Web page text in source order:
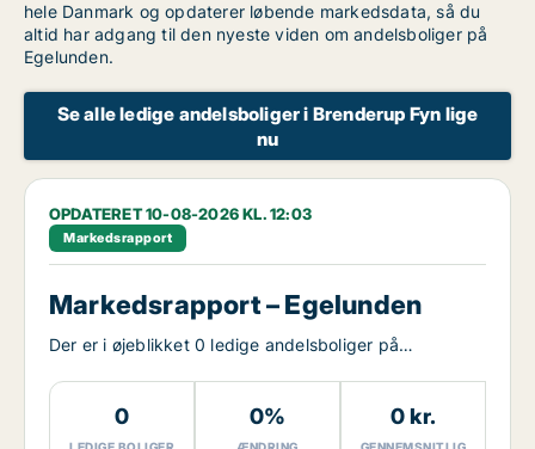
hele Danmark og opdaterer løbende markedsdata, så du
altid har adgang til den nyeste viden om andelsboliger på
Egelunden.
Se alle ledige andelsboliger i Brenderup Fyn lige
nu
OPDATERET 10-08-2026 KL. 12:03
Markedsrapport
Markedsrapport – Egelunden
Der er i øjeblikket 0 ledige andelsboliger på
0 0% 0 kr.